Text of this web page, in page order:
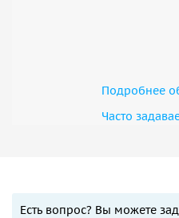
Подробнее
Часто
Есть вопрос? Вы можете